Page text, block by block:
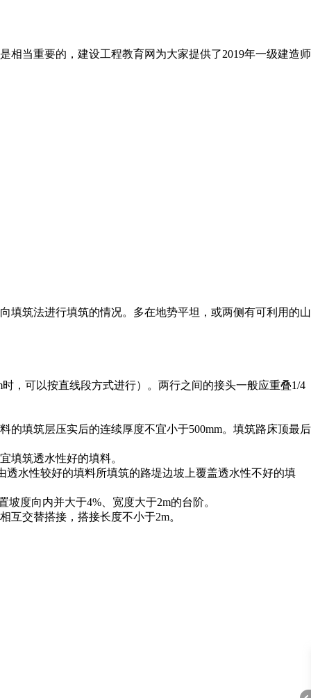
相当重要的，建设工程教育网为大家提供了2019年一级建造师
填筑法进行填筑的情况。多在地势平坦，或两侧有可利用的山
，可以按直线段方式进行）。两行之间的接头一般应重叠1/4
填筑层压实后的连续厚度不宜小于500mm。填筑路床顶最后
填筑透水性好的填料。
水性较好的填料所填筑的路堤边坡上覆盖透水性不好的填
度向内并大于4%、宽度大于2m的台阶。
交替搭接，搭接长度不小于2m。